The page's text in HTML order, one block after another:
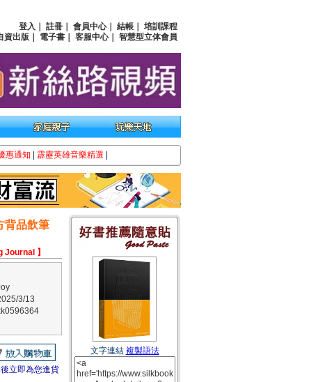
登入 註冊 會員中心｜ 結帳
培訓課程
資出版 電子書 客服中心｜ 智慧型立体會員
惠通知 霹靂英雄音樂精選
背品飲筆
】
3/13
立即為您進貨
文字連結 複製語法